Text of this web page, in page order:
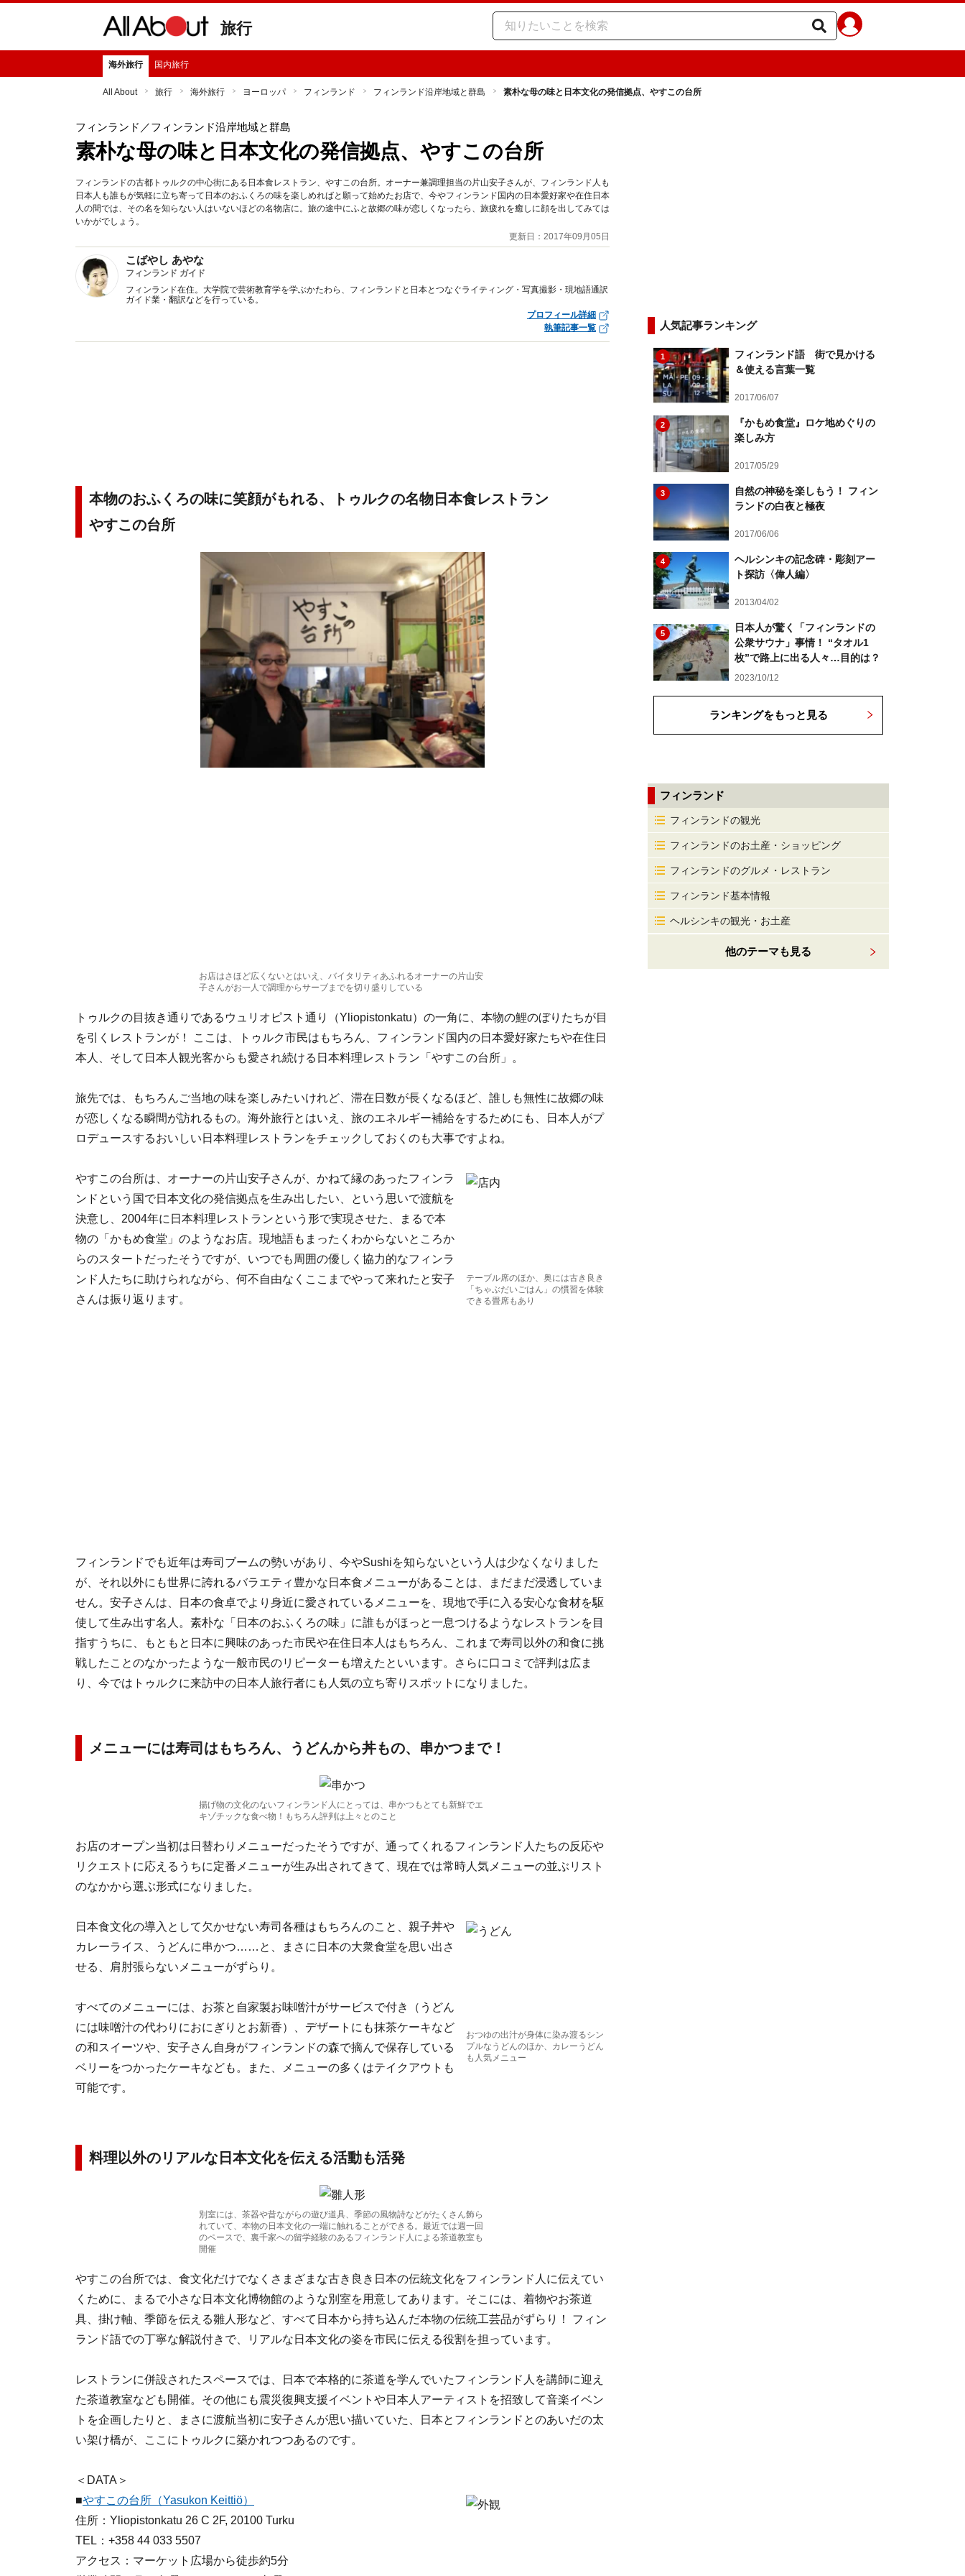
旅行
海外旅行 国内旅行
All About 旅行 海外旅行 ヨーロッパ フィンランド フィンランド沿岸地域と群島 素朴な母の味と日本文化の発信拠点、やすこの台所
フィンランド ／フィンランド沿岸地域と群島
素朴な母の味と日本文化の発信拠点、やすこの台所
フィンランドの古都トゥルクの中心街にある日本食レストラン、やすこの台所。オーナー兼調理担当の片山安子さんが、フィンランド人も
日本人も誰もが気軽に立ち寄って日本のおふくろの味を楽しめればと願って始めたお店で、今やフィンランド国内の日本愛好家や在住日本
人の間では、その名を知らない人はいないほどの名物店に。旅の途中にふと故郷の味が恋しくなったら、旅疲れを癒しに顔を出してみては
いかがでしょう。
更新日：2017年09月05日
こばやし あやな
フィンランド ガイド
フィンランド在住。大学院で芸術教育学を学ぶかたわら、フィンランドと日本とつなぐライティング・写真撮影・現地語通訳
ガイド業・翻訳などを行っている。
プロフィール詳細
執筆記事一覧
本物のおふくろの味に笑顔がもれる、トゥルクの名物日本食レストラン
やすこの台所
お店はさほど広くないとはいえ、バイタリティあふれるオーナーの片山安
子さんがお一人で調理からサーブまでを切り盛りしている
トゥルクの目抜き通りであるウュリオピスト通り（Yliopistonkatu）の一角に、本物の鯉のぼりたちが目
を引くレストランが！ ここは、トゥルク市民はもちろん、フィンランド国内の日本愛好家たちや在住日
本人、そして日本人観光客からも愛され続ける日本料理レストラン「やすこの台所」。
旅先では、もちろんご当地の味を楽しみたいけれど、滞在日数が長くなるほど、誰しも無性に故郷の味
が恋しくなる瞬間が訪れるもの。海外旅行とはいえ、旅のエネルギー補給をするためにも、日本人がプ
ロデュースするおいしい日本料理レストランをチェックしておくのも大事ですよね。
テーブル席のほか、奥には古き良き
「ちゃぶだいごはん」の慣習を体験
できる畳席もあり
やすこの台所は、オーナーの片山安子さんが、かねて縁のあったフィンラ
ンドという国で日本文化の発信拠点を生み出したい、という思いで渡航を
決意し、2004年に日本料理レストランという形で実現させた、まるで本
物の「かもめ食堂」のようなお店。現地語もまったくわからないところか
らのスタートだったそうですが、いつでも周囲の優しく協力的なフィンラ
ンド人たちに助けられながら、何不自由なくここまでやって来れたと安子
さんは振り返ります。
フィンランドでも近年は寿司ブームの勢いがあり、今やSushiを知らないという人は少なくなりました
が、それ以外にも世界に誇れるバラエティ豊かな日本食メニューがあることは、まだまだ浸透していま
せん。安子さんは、日本の食卓でより身近に愛されているメニューを、現地で手に入る安心な食材を駆
使して生み出す名人。素朴な「日本のおふくろの味」に誰もがほっと一息つけるようなレストランを目
指すうちに、もともと日本に興味のあった市民や在住日本人はもちろん、これまで寿司以外の和食に挑
戦したことのなかったような一般市民のリピーターも増えたといいます。さらに口コミで評判は広ま
り、今ではトゥルクに来訪中の日本人旅行者にも人気の立ち寄りスポットになりました。
メニューには寿司はもちろん、うどんから丼もの、串かつまで！
揚げ物の文化のないフィンランド人にとっては、串かつもとても新鮮でエ
キゾチックな食べ物！もちろん評判は上々とのこと
お店のオープン当初は日替わりメニューだったそうですが、通ってくれるフィンランド人たちの反応や
リクエストに応えるうちに定番メニューが生み出されてきて、現在では常時人気メニューの並ぶリスト
のなかから選ぶ形式になりました。
おつゆの出汁が身体に染み渡るシン
プルなうどんのほか、カレーうどん
も人気メニュー
日本食文化の導入として欠かせない寿司各種はもちろんのこと、親子丼や
カレーライス、うどんに串かつ……と、まさに日本の大衆食堂を思い出さ
せる、肩肘張らないメニューがずらり。
すべてのメニューには、お茶と自家製お味噌汁がサービスで付き（うどん
には味噌汁の代わりにおにぎりとお新香）、デザートにも抹茶ケーキなど
の和スイーツや、安子さん自身がフィンランドの森で摘んで保存している
ベリーをつかったケーキなども。また、メニューの多くはテイクアウトも
可能です。
料理以外のリアルな日本文化を伝える活動も活発
別室には、茶器や昔ながらの遊び道具、季節の風物詩などがたくさん飾ら
れていて、本物の日本文化の一端に触れることができる。最近では週一回
のペースで、裏千家への留学経験のあるフィンランド人による茶道教室も
開催
やすこの台所では、食文化だけでなくさまざまな古き良き日本の伝統文化をフィンランド人に伝えてい
くために、まるで小さな日本文化博物館のような別室を用意してあります。そこには、着物やお茶道
具、掛け軸、季節を伝える雛人形など、すべて日本から持ち込んだ本物の伝統工芸品がずらり！ フィン
ランド語での丁寧な解説付きで、リアルな日本文化の姿を市民に伝える役割を担っています。
レストランに併設されたスペースでは、日本で本格的に茶道を学んでいたフィンランド人を講師に迎え
た茶道教室なども開催。その他にも震災復興支援イベントや日本人アーティストを招致して音楽イベン
トを企画したりと、まさに渡航当初に安子さんが思い描いていた、日本とフィンランドとのあいだの太
い架け橋が、ここにトゥルクに築かれつつあるのです。
＜DATA＞
■やすこの台所（Yasukon Keittiö）
住所：Yliopistonkatu 26 C 2F, 20100 Turku
TEL：+358 44 033 5507
アクセス：マーケット広場から徒歩約5分
人気記事ランキング
1
フィンランド語 街で見かける
＆使える言葉一覧
2017/06/07
2
『かもめ食堂』ロケ地めぐりの
楽しみ方
2017/05/29
3
自然の神秘を楽しもう！ フィン
ランドの白夜と極夜
2017/06/06
4
ヘルシンキの記念碑・彫刻アー
ト探訪〈偉人編〉
2013/04/02
5
日本人が驚く「フィンランドの
公衆サウナ」事情！ “タオル1
枚”で路上に出る人々…目的は？
2023/10/12
ランキングをもっと見る
フィンランド
フィンランドの観光
フィンランドのお土産・ショッピング
フィンランドのグルメ・レストラン
フィンランド基本情報
ヘルシンキの観光・お土産
他のテーマも見る